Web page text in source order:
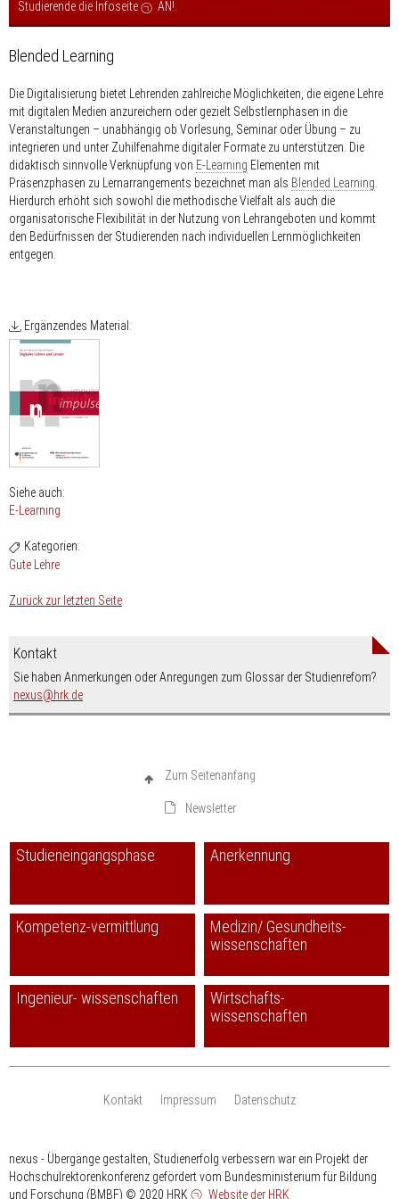
Studierende die Infoseite
AN!
Blended Learning
Die Digitalisierung bietet Lehrenden zahlreiche Möglichkeiten, die eigene Lehre
mit digitalen Medien anzureichern oder gezielt Selbstlernphasen in die
Veranstaltungen – unabhängig ob Vorlesung, Seminar oder Übung – zu
integrieren und unter Zuhilfenahme digitaler Formate zu unterstützen. Die
didaktisch sinnvolle Verknüpfung von E-Learning Elementen mit
Präsenzphasen zu Lernarrangements bezeichnet man als Blended Learning
Hierdurch erhöht sich sowohl die methodische Vielfalt als auch die
organisatorische Flexibilität in der Nutzung von Lehrangeboten und kommt
den Bedürfnissen der Studierenden nach individuellen Lernmöglichkeiten
entgegen.
Ergänzendes Material:
Siehe auch:
E-Learning
Kategorien:
Gute Lehre
Zurück zur letzten Seite
Kontakt
Sie haben Anmerkungen oder Anregungen zum Glossar der Studienrefom?
nexus
nospam-
hrk.de
Zum Seitenanfang
Newsletter
Studieneingangsphase Anerkennung
Kompetenz-vermittlung
Medizin/ Gesundheits-
wissenschaften
Ingenieur- wissenschaften
Wirtschafts-
wissenschaften
Kontakt Impressum Datenschutz
nexus - Übergänge gestalten, Studienerfolg verbessern war ein Projekt der
Hochschulrektorenkonferenz gefördert vom Bundesministerium für Bildung
und Forschung (BMBF) © 2020 HRK Website der HRK